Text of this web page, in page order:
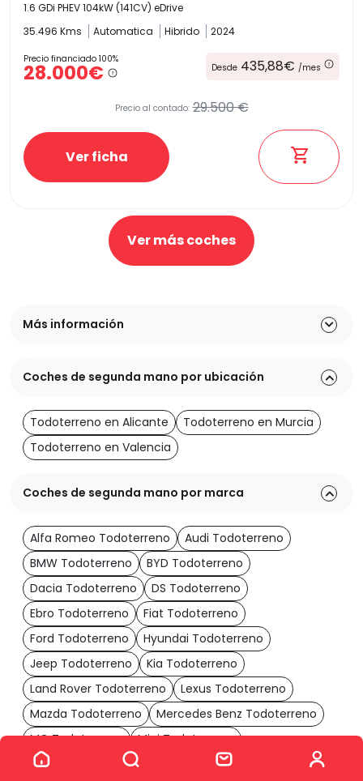
Ver los 1410 coches
1.6 GDi PHEV 104kW (141CV) eDrive
35.496 Kms
Automatica Hibrido 2024
Precio financiado 100%
28.000€ Desde 435,88€ /mes
Precio al contado: 29.500 €
Ver ficha
Ver más coches
Más información
Coches de segunda mano por ubicación
Todoterreno en Alicante
Todoterreno en Murcia
Todoterreno en Valencia
Coches de segunda mano por marca
Alfa Romeo Todoterreno
Audi Todoterreno
BMW Todoterreno
BYD Todoterreno
Dacia Todoterreno
DS Todoterreno
Ebro Todoterreno
Fiat Todoterreno
Ford Todoterreno
Hyundai Todoterreno
Jeep Todoterreno
Kia Todoterreno
Land Rover Todoterreno
Lexus Todoterreno
Mazda Todoterreno
Mercedes Benz Todoterreno
MG Todoterreno
Mini Todoterreno
Mitsubishi Todoterreno
Nissan Todoterreno